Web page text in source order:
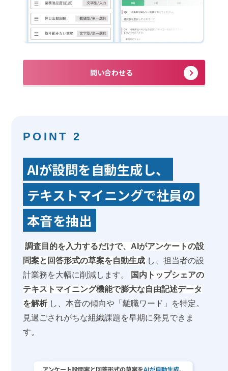
問い合わせる
POINT 2
AIが設問を自動生成し、
テキストマイニングで社員の
本音を抽出
調査目的を入力するだけで、AIがアンケートの設
問案と回答形式の草案を自動生成 し、担当者の設
計業務を大幅に削減します。
国内トップシェアの
テキストマイニング機能で膨大な自由記述データ
を解析 し、本音の傾向や「離職ワード」を特定。
見過ごされがちな組織課題を早期に発見できま
す。